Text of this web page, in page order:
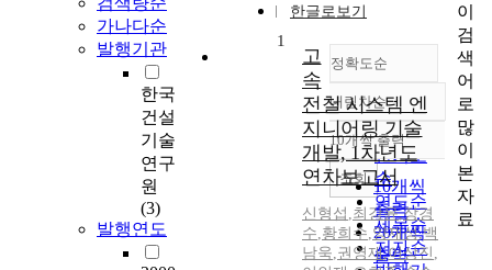
가나다순
발행기관
한국
건설
기술
연구
원
(3)
발행연도
한글로보기
정확도순
정확도
순
인기도
순
연도순
제목순
저자순
내림차순
내림차순
10개씩 출력
10개씩
출력
20개씩
출력
조회
1
고
속
전철 시스템 엔
지니어링 기술
개발, 1차년도
연차보고서
신형섭 ,최강윤,장경
수,황희수,양재성,백
남욱,권영재,이상진 ,
이
검
색
어
로
많
이
본
자
료